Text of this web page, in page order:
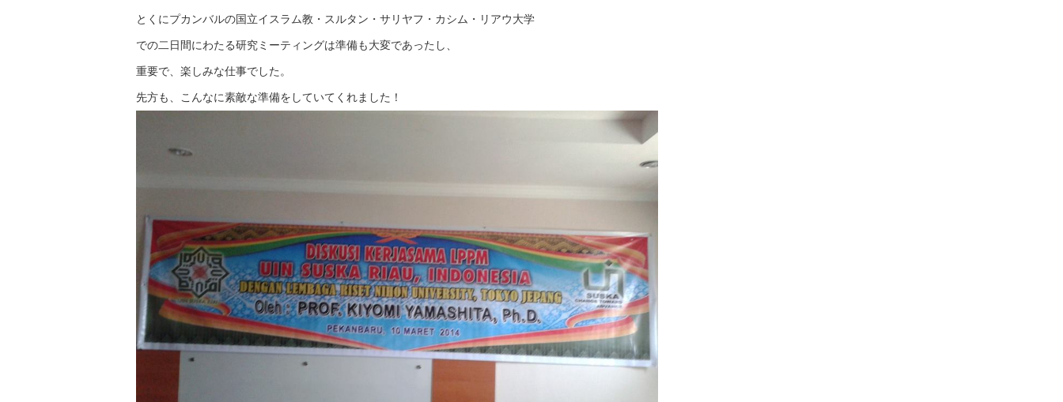
とくにプカンバルの国立イスラム教・スルタン・サリヤフ・カシム・リアウ大学
での二日間にわたる研究ミーティングは準備も大変であったし、
重要で、楽しみな仕事でした。
先方も、こんなに素敵な準備をしていてくれました！